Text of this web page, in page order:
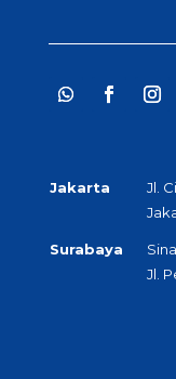
Jakarta
Jl.
Surabaya
Jl.